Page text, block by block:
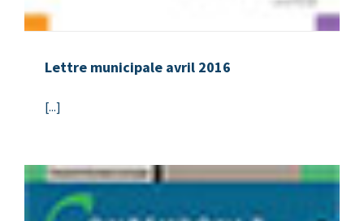
Lettre municipale avril 2016
[...]